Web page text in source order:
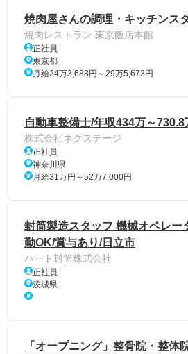
焼肉屋さんの調理・キッチンス
焼肉レストラン 東京飯店本館
正社員
東京都
月給24万3,688円～29万5,673円
自動車整備士/年収434万～730.8
株式会社ネクステージ
正社員
神奈川県
月給31万円～52万7,000円
封筒製造スタッフ 機械オペレー
勤OK/賞与あり/日立市
ハート封筒株式会社
正社員
茨城県
「オープニング」整骨院・整体